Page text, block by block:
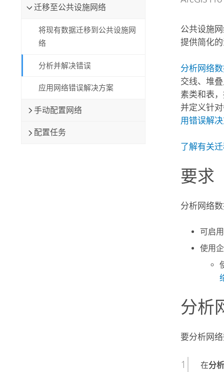
迁移至公共设施网络
将现有数据迁移到公共设施网
络
分析并解决错误
应用网络错误解决方案
手动配置网络
配置任务
公共设施
提供简化
分析网络
交线、堆
素类和表
并定义针
用错误解
了解有关
要求
分析网络
可启
使用
分析
要分析网
在分